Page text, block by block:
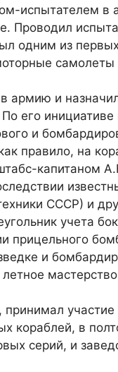
испытателем в
Проводил
одним из
самолеты
армию и
его инициативе
и
правило, на
капитаном
СССР) и
учета
прицельного
и
принимал
кораблей, в
серий, и